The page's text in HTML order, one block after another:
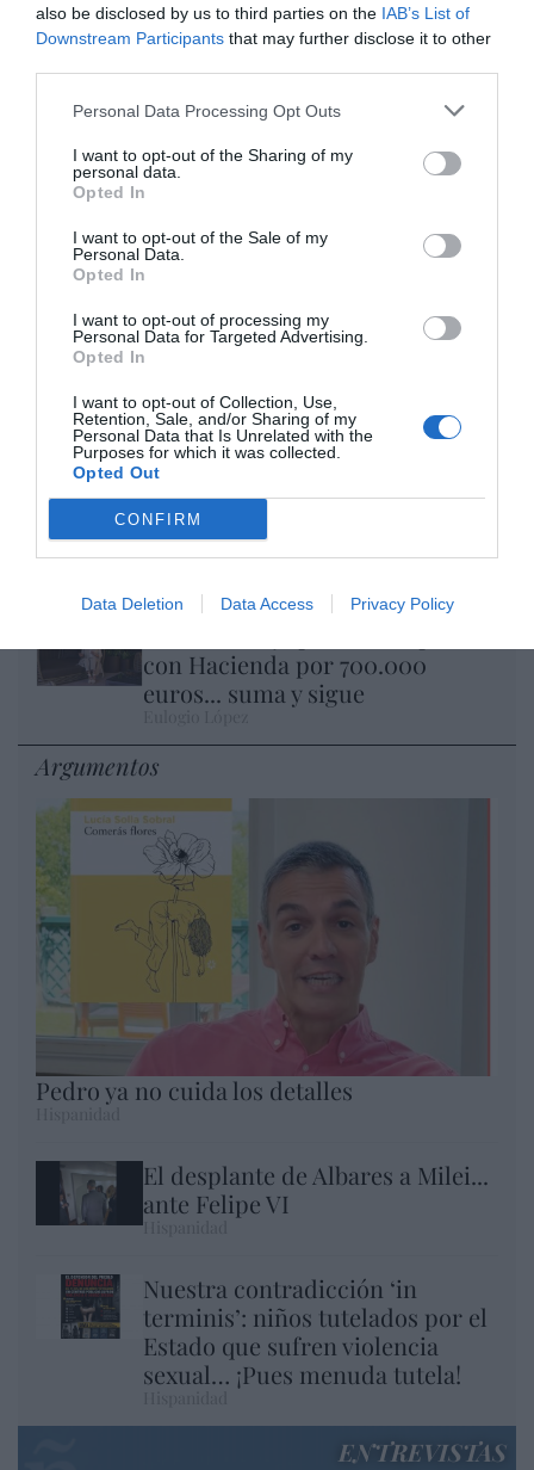
also be disclosed by us to third parties on the IAB’s List of
Downstream Participants that may further disclose it to other
Personal Data Processing Opt Outs
I want to opt-out of the Sharing of my
personal data.
Opted In
I want to opt-out of the Sale of my
Personal Data.
Opted In
I want to opt-out of processing my
Personal Data for Targeted Advertising.
Opted In
I want to opt-out of Collection, Use,
Retention, Sale, and/or Sharing of my
Personal Data that Is Unrelated with the
Purposes for which it was collected.
Opted Out
CONFIRM
Data Deletion Data Access Privacy Policy
Enormes minucias
Al final, la culpa de la invasión de Ceuta va
a ser de Meloni
Pablo Ferrer
Nokia, Ericsson... Huawei: lo que
importan son las patentes
con Hacienda por 700.000
euros... suma y sigue
Argumentos
Pedro ya no cuida los detalles
El desplante de Albares a Milei...
ante Felipe VI
Nuestra contradicción ‘in
terminis’: niños tutelados por el
Estado que sufren violencia
sexual… ¡Pues menuda tutela!
ENTREVISTAS